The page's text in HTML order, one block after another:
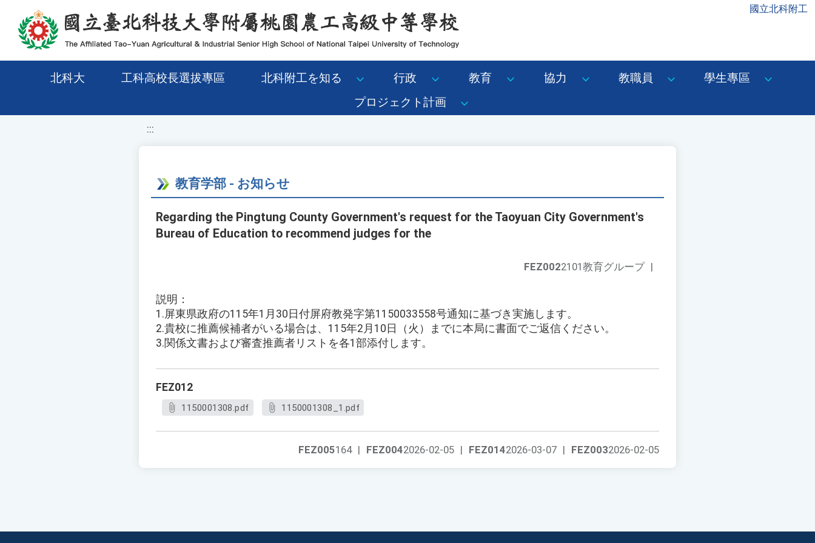
移至網頁之主要內容區位置 國立北科附工
北科大 工科高校長選拔專區 北科附工を知る 行政 教育 協力 教職員
學生專區
プロジェクト計画
:::
教育学部 - お知らせ
Regarding the Pingtung County Government's request for the Taoyuan City Government's
Bureau of Education to recommend judges for the
FEZ0022101教育グループ |
説明：
1.屏東県政府の115年1月30日付屏府教発字第1150033558号通知に基づき実施します。
2.貴校に推薦候補者がいる場合は、115年2月10日（火）までに本局に書面でご返信ください。
3.関係文書および審査推薦者リストを各1部添付します。
FEZ012
1150001308.pdf 1150001308_1.pdf
FEZ0032026-02-05
FEZ0142026-03-07 |
FEZ0042026-02-05 |
FEZ005164 |